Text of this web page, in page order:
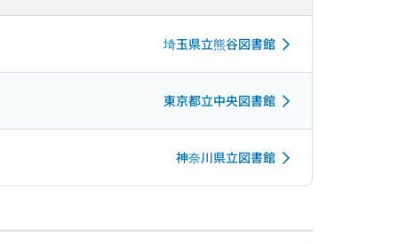
埼玉県立熊谷図書館
東京都立中央図書館
神奈川県立図書館